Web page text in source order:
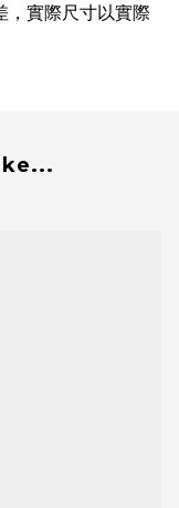
，實際尺寸以實際